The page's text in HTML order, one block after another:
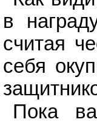
в
считая
себя
Пока